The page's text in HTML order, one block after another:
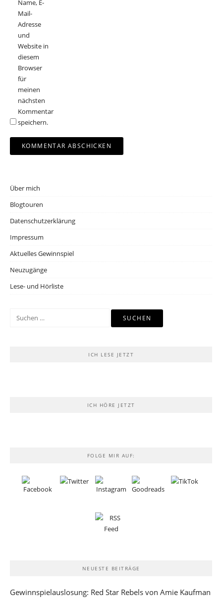
Name, E-
Mail-
Adresse
und
Website in
diesem
Browser
für
meinen
nächsten
Kommentar
speichern.
Über mich
Blogtouren
Datenschutzerklärung
Impressum
Aktuelles Gewinnspiel
Neuzugänge
Lese- und Hörliste
Suchen
ICH LESE JETZT
ICH HÖRE JETZT
FOLGE MIR AUF:
NEUESTE BEITRÄGE
Gewinnspielauslosung: Red Star Rebels von Amie Kaufman